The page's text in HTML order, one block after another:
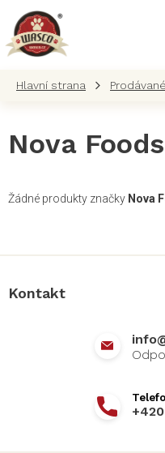
obsah
Nova Foods
Žádné produkty značky Nova
Kontakt
info